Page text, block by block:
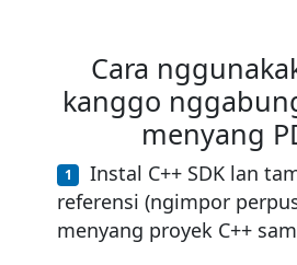
Cara
kanggo
menyang
Instal C++ SDK lan
referensi (ngimpor
menyang proyek C++